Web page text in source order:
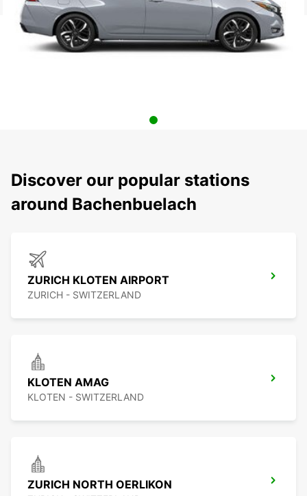
Discover our popular stations
around Bachenbuelach
ZURICH KLOTEN AIRPORT
ZURICH - SWITZERLAND
KLOTEN AMAG
KLOTEN - SWITZERLAND
ZURICH NORTH OERLIKON